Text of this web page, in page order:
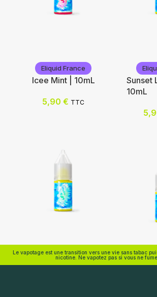
Choix des options
Choix
Eliquid France
Icee Mint | 10mL
5,90 € TTC
Sunset
10mL
Le vapotage est une transition vers une vie sans tabac
nicotine. Ne vapotez pas si vous ne